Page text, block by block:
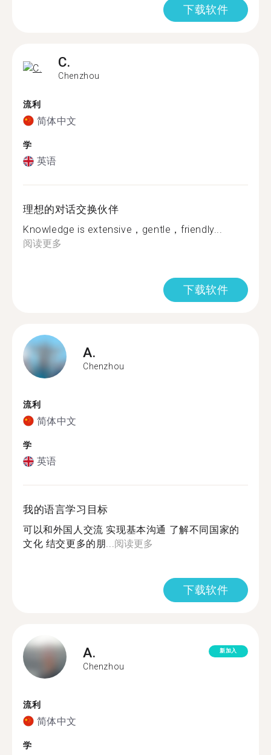
下载软件
C.
Chenzhou
流利
简体中文
学
英语
理想的对话交换伙伴
Knowledge is extensive，gentle，friendly...
阅读更多
下载软件
A.
Chenzhou
流利
简体中文
学
英语
我的语言学习目标
可以和外国人交流 实现基本沟通 了解不同国家的
文化 结交更多的朋...阅读更多
下载软件
A.
Chenzhou
新加入
流利
简体中文
学